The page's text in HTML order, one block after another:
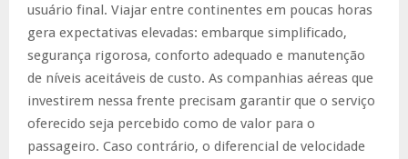
usuário final. Viajar entre continentes em poucas horas
gera expectativas elevadas: embarque simplificado,
segurança rigorosa, conforto adequado e manutenção
de níveis aceitáveis de custo. As companhias aéreas que
investirem nessa frente precisam garantir que o serviço
oferecido seja percebido como de valor para o
passageiro. Caso contrário, o diferencial de velocidade